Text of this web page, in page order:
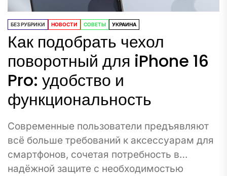
БЕЗ РУБРИКИ НОВОСТИ СОВЕТЫ УКРАИНА
Как подобрать чехол
поворотный для iPhone 16
Pro: удобство и
функциональность
Современные пользователи предъявляют
всё больше требований к аксессуарам для
смартфонов, сочетая потребность в
надёжной защите с необходимостью